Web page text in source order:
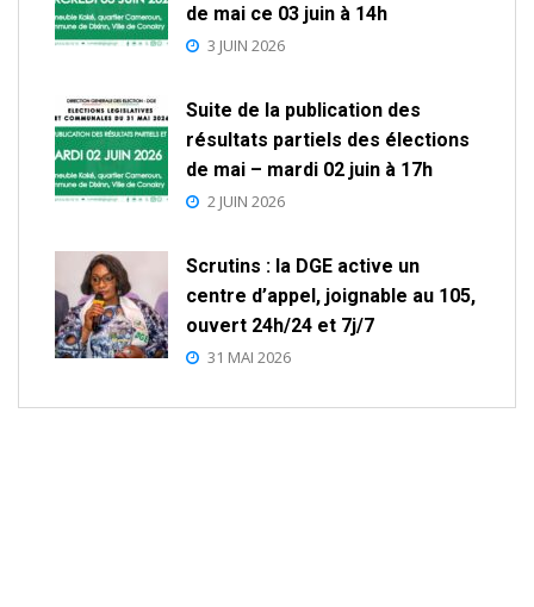
de mai ce 03 juin à 14h
3 JUIN 2026
Suite de la publication des
résultats partiels des élections
de mai – mardi 02 juin à 17h
2 JUIN 2026
Scrutins : la DGE active un
centre d’appel, joignable au 105,
ouvert 24h/24 et 7j/7
31 MAI 2026